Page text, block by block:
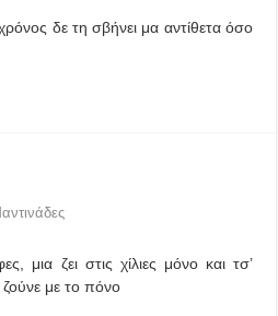
δε τη σβήνει μα αντίθετα όσο
μια ζει στις χίλιες μόνο και τσ’
ζούνε με το πόνο